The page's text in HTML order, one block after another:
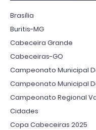
Brasília
Buritis-MG
Cabeceira Grande
Cabeceiras-GO
Campeonato Municipal
Campeonato Municipal
Campeonato Regional
Cidades
Copa Cabeceiras 2025